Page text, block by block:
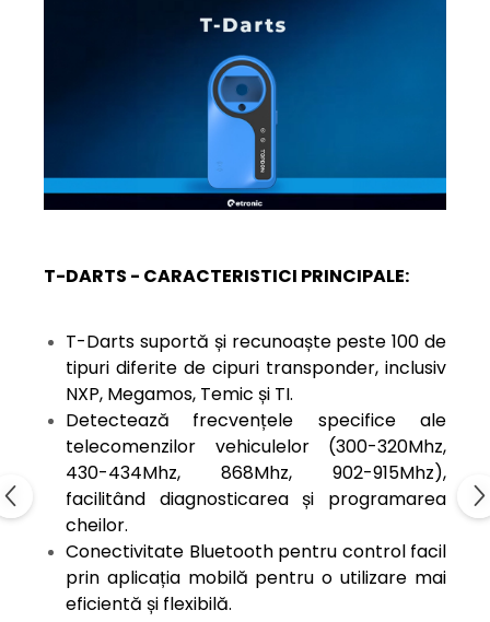
T-DARTS - CARACTERISTICI PRINCIPALE:
T-Darts suportă și recunoaște peste 100 de
tipuri diferite de cipuri transponder, inclusiv
NXP, Megamos, Temic și TI.
Detectează
frecvențele specifice ale
telecomenzilor vehiculelor (300-320Mhz,
430-434Mhz, 868Mhz, 902-915Mhz),
facilitând diagnosticarea și programarea
cheilor.
Conectivitate Bluetooth pentru control facil
prin aplicația mobilă pentru o utilizare mai
eficientă și flexibilă.